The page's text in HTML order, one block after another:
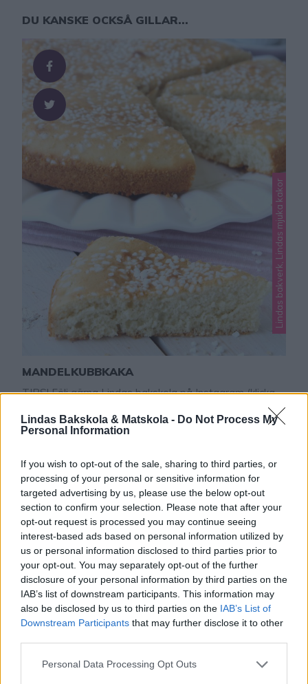
Lindas Bakskola & Matskola - Do Not Process My
Personal Information
If you wish to opt-out of the sale, sharing to third parties, or
processing of your personal or sensitive information for
targeted advertising by us, please use the below opt-out
section to confirm your selection. Please note that after your
opt-out request is processed you may continue seeing
interest-based ads based on personal information utilized by
us or personal information disclosed to third parties prior to
your opt-out. You may separately opt-out of the further
disclosure of your personal information by third parties on the
IAB’s list of downstream participants. This information may
also be disclosed by us to third parties on the IAB’s List of
Downstream Participants that may further disclose it to other
Personal Data Processing Opt Outs
DU KANSKE OCKSÅ GILLAR...
Lindas bakverk, Lindas mjuka kakor
MANDELKUBBKAKA
TIPS! Följ gärna Lindas bakskola på Instagram (klicka
Instagram (klicka här, eller Facebook (klicka här) Den
att baka ut små mandelkubb har jag bakat en hel stor
kaka som räcker till många. Mycket enklare, mindre jobb
och så himla gott! Mandelkubbkaka Ca 12 bitar …